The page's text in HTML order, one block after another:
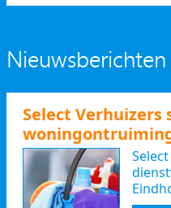
Nieuwsberichten
Select